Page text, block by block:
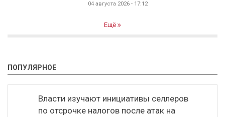
04 августа 2026 - 17:12
Ещё
ПОПУЛЯРНОЕ
Власти изучают инициативы селлеров
по отсрочке налогов после атак на